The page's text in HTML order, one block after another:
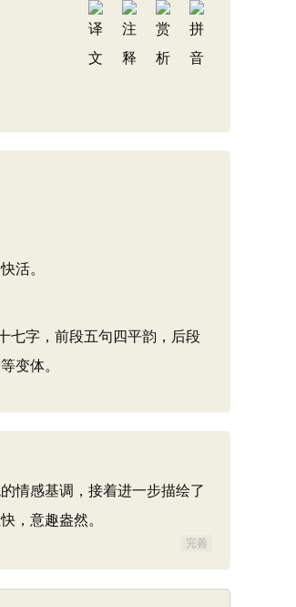
活。
七字，前段五句四平韵，后段
变体。
情感基调，接着进一步描绘了
，意趣盎然。
完善